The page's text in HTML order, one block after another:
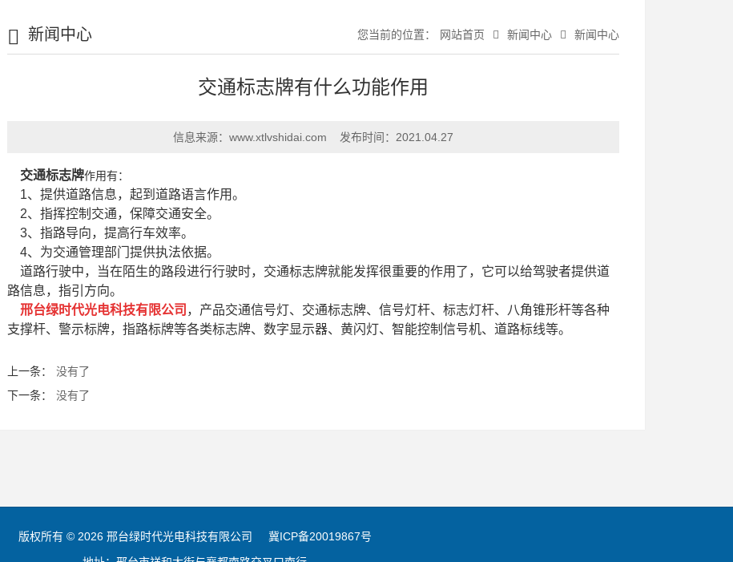
新闻中心 您当前的位置： 网站首页 新闻中心 新闻中心
交通标志牌有什么功能作用
信息来源： www.xtlvshidai.com 发布时间： 2021.04.27
交通标志牌作用有：
1、提供道路信息，起到道路语言作用。
2、指挥控制交通，保障交通安全。
3、指路导向，提高行车效率。
4、为交通管理部门提供执法依据。
道路行驶中，当在陌生的路段进行行驶时，交通标志牌就能发挥很重要的作用了，它可以给驾驶者提供道
路信息，指引方向。
邢台绿时代光电科技有限公司 ，产品交通信号灯、交通标志牌、 信号灯杆、标志灯杆、八角锥形杆等各种
支撑杆、警示标牌，指路标牌等各类标志牌、数字显示器、黄闪灯、智能控制信号机、道路标线等。
上一条：
没有了
下一条：
没有了
版权所有 © 2026 邢台绿时代光电科技有限公司
冀ICP备20019867号